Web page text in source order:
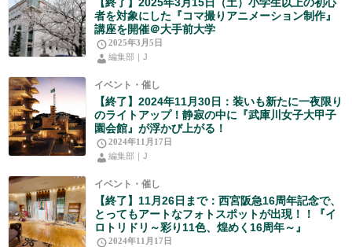
【終了】2025年3月15日（土）小学生以上の初心
者を対象にした『コマ撮りアニメーション制作』
講座を開催＠大手前大学
2025年3月5日
編集部｜J
イベント・催し
【終了】2024年11月30日：装いも新たに一夜限り
のライトアップ！静寂の中に『武庫川女子大甲子
園会館』が浮かび上がる！
2024年11月17日
編集部｜J
イベント・催し
【終了】11月26日まで：西宮阪急16周年記念で、
とってもアートなフォトスポットが出現！！『イ
ロトリドリ～彩り11色、煌めく16周年～』
2024年11月17日